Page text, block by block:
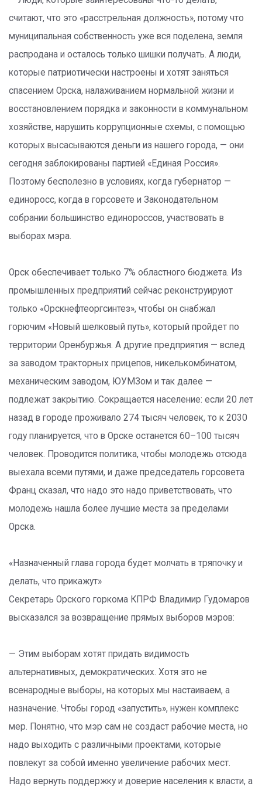
считают, что это «расстрельная должность», потому что
муниципальная собственность уже вся поделена, земля
распродана и осталось только шишки получать. А люди,
которые патриотически настроены и хотят заняться
спасением Орска, налаживанием нормальной жизни и
восстановлением порядка и законности в коммунальном
хозяйстве, нарушить коррупционные схемы, с помощью
которых высасываются деньги из нашего города, — они
сегодня заблокированы партией «Единая Россия».
Поэтому бесполезно в условиях, когда губернатор —
единоросс, когда в горсовете и Законодательном
собрании большинство единороссов, участвовать в
выборах мэра.
Орск обеспечивает только 7% областного бюджета. Из
промышленных предприятий сейчас реконструируют
только «Орскнефтеоргсинтез», чтобы он снабжал
горючим «Новый шелковый путь», который пройдет по
территории Оренбуржья. А другие предприятия — вслед
за заводом тракторных прицепов, никелькомбинатом,
механическим заводом, ЮУМЗом и так далее —
подлежат закрытию. Сокращается население: если 20 лет
назад в городе проживало 274 тысяч человек, то к 2030
году планируется, что в Орске останется 60–100 тысяч
человек. Проводится политика, чтобы молодежь отсюда
выехала всеми путями, и даже председатель горсовета
Франц сказал, что надо это надо приветствовать, что
молодежь нашла более лучшие места за пределами
Орска.
«Назначенный глава города будет молчать в тряпочку и
делать, что прикажут»
Секретарь Орского горкома КПРФ Владимир Гудомаров
высказался за возвращение прямых выборов мэров:
— Этим выборам хотят придать видимость
альтернативных, демократических. Хотя это не
всенародные выборы, на которых мы настаиваем, а
назначение. Чтобы город «запустить», нужен комплекс
мер. Понятно, что мэр сам не создаст рабочие места, но
надо выходить с различными проектами, которые
повлекут за собой именно увеличение рабочих мест.
Надо вернуть поддержку и доверие населения к власти, а